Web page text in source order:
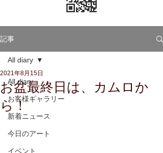
記事
All diary
お客様ギャラリー
新着ニュース
今日のアート
イベント
All diary
お盆最終日は、カムロか
ら！
2021年8月15日